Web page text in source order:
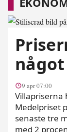
9 apr 07:00
Villapriserna
Medelpriset
senaste tre
med 2